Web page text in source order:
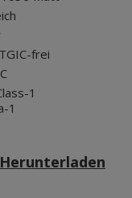
frei
1
1
Herunterladen